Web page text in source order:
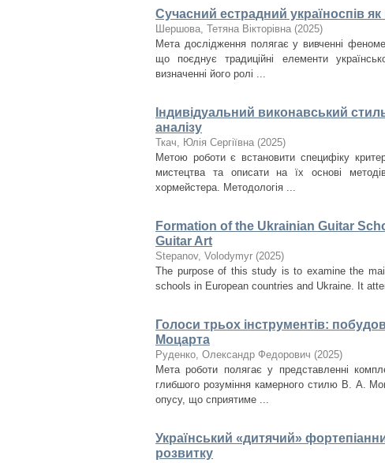
Сучасний естрадний україноспів
Шершова, Тетяна Вікторівна (2025)
Мета дослідження полягає у вивченні
що поєднує традиційні елементи
визначенні його ролі ...
Індивідуальний виконавський
аналізу
Ткач, Юлія Сергіївна (2025)
Метою роботи є встановити специфіку
мистецтва та описати на їх основі
хормейстера. Методологія ...
Formation of the Ukrainian Guitar
Guitar Art
Stepanov, Volodymyr (2025)
The purpose of this study is to examine the
schools in European countries and Ukraine. It
Голоси трьох інструментів:
Моцарта
Руденко, Олександр Федорович (2025)
Мета роботи полягає у представленні
глибшого розуміння камерного стилю В. А.
опусу, що сприятиме ...
Український «дитячий»
розвитку